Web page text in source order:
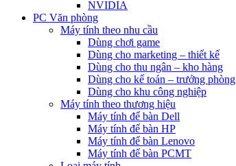
NVIDIA
PC Văn phòng
Máy tính theo nhu cầu
Dùng chơi game
Dùng cho marketing – thiết kế
Dùng cho thu ngân – kho hàng
Dùng cho kế toán – trưởng phòng
Dùng cho khu công nghiệp
Máy tính theo thương hiệu
Máy tính để bàn Dell
Máy tính để bàn HP
Máy tính để bàn Lenovo
Máy tính để bàn PCMT